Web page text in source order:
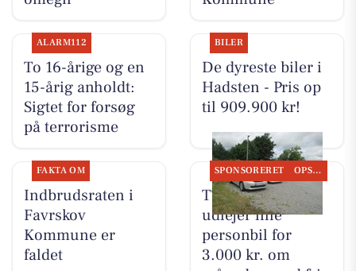
ALARM112
To 16-årige og en
15-årig anholdt:
Sigtet for forsøg
på terrorisme
BILER
De dyreste biler i
Hadsten - Pris op
til 909.900 kr!
FAKTA OM
Indbrudsraten i
Favrskov
Kommune er
faldet
SPONSORERET OPSLAGSTAVLEN
TT CARS ApS
udlejer lille
personbil for
3.000 kr. om